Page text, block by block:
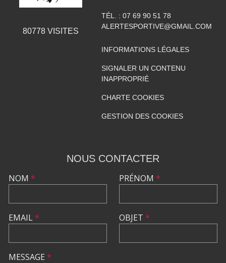
80778VISITES
TÉL. : 07 69 90 51 78
ALERTESPORTIVE@GMAIL.COM
INFORMATIONS LÉGALES
SIGNALER UN CONTENU
INAPPROPRIÉ
CHARTE COOKIES
GESTION DES COOKIES
NOUS CONTACTER
NOM *
EMAIL*
PRÉNOM *
OBJET *
MESSAGE *